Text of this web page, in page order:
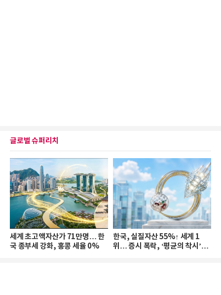
글로벌 슈퍼리치
세계 초고액자산가 71만명… 한
국 종부세 강화, 홍콩 세율 0%
한국, 실질자산 55%↑ 세계 1
위… 증시 폭락, ‘평균의 착시’와